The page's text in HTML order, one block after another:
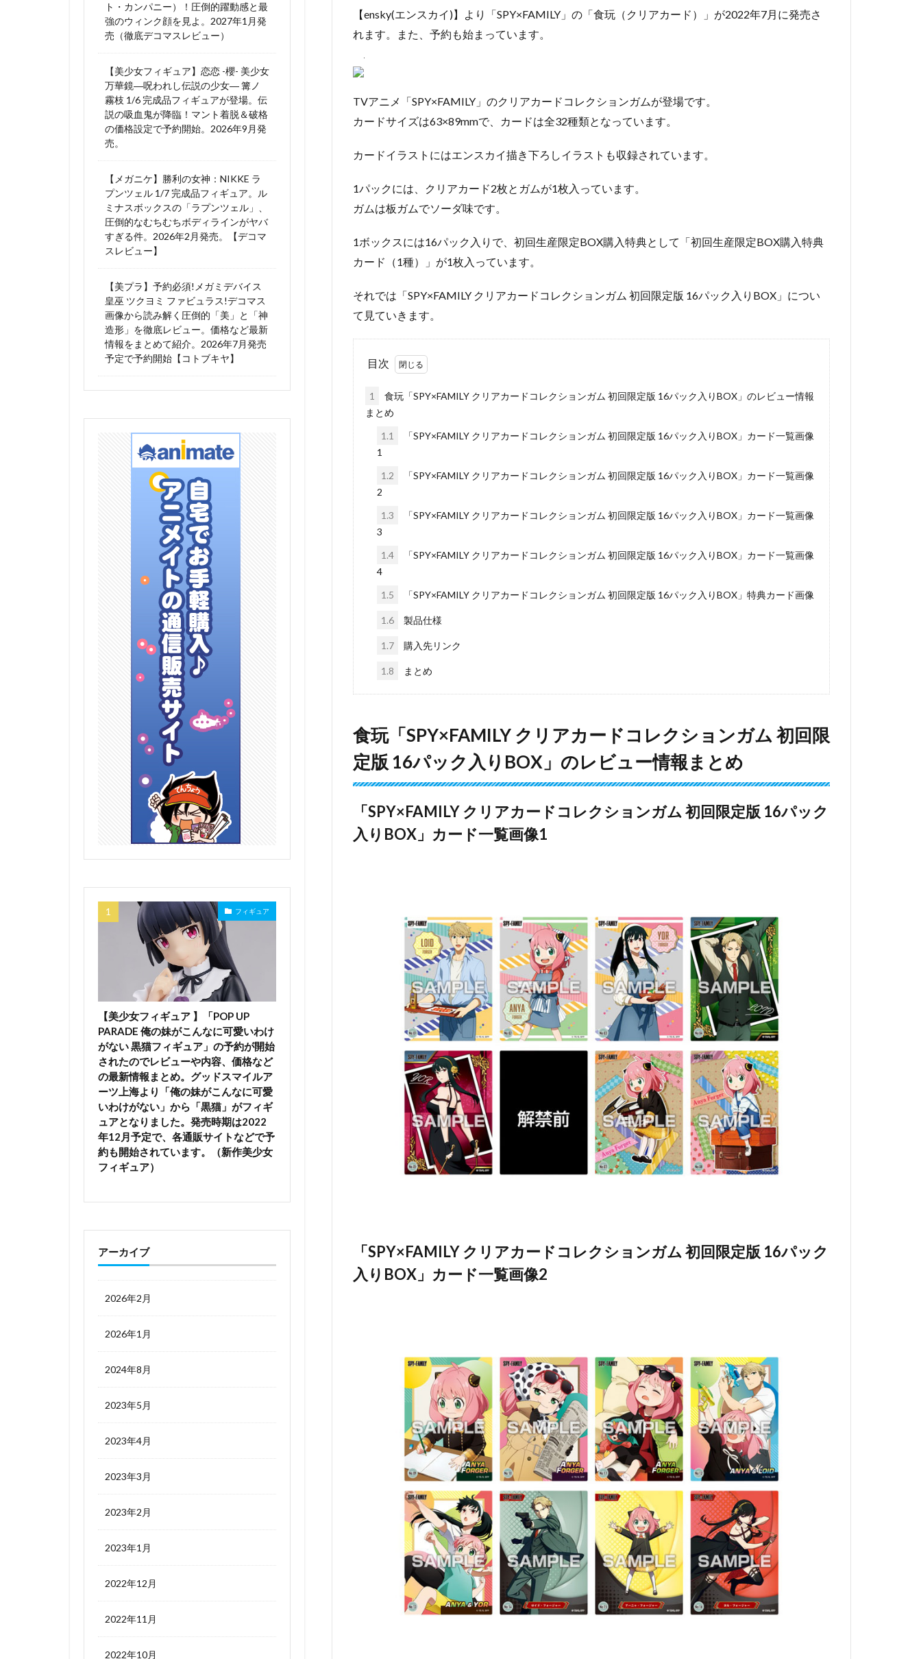
【ensky(エンスカイ)】より「SPY×FAMILY」の「食玩（クリアカード）」が2022年7月に発売さ
れます。また、予約も始まっています。
TVアニメ「SPY×FAMILY」のクリアカードコレクションガムが登場です。
カードサイズは63×89mmで、カードは全32種類となっています。
カードイラストにはエンスカイ描き下ろしイラストも収録されています。
1パックには、クリアカード2枚とガムが1枚入っています。
ガムは板ガムでソーダ味です。
1ボックスには16パック入りで、初回生産限定BOX購入特典として「初回生産限定BOX購入特典
カード（1種）」が1枚入っています。
それでは「SPY×FAMILY クリアカードコレクションガム 初回限定版 16パック入りBOX」につい
て見ていきます。
目次
1
食玩「SPY×FAMILY クリアカードコレクションガム 初回限定版 16パック入りBOX」のレビュー情報
まとめ
1.1
「SPY×FAMILY クリアカードコレクションガム 初回限定版 16パック入りBOX」カード一覧画像
1
1.2
「SPY×FAMILY クリアカードコレクションガム 初回限定版 16パック入りBOX」カード一覧画像
2
1.3
「SPY×FAMILY クリアカードコレクションガム 初回限定版 16パック入りBOX」カード一覧画像
3
1.4
「SPY×FAMILY クリアカードコレクションガム 初回限定版 16パック入りBOX」カード一覧画像
4
1.5
「SPY×FAMILY クリアカードコレクションガム 初回限定版 16パック入りBOX」特典カード画像
1.6 製品仕様
1.7 購入先リンク
1.8 まとめ
食玩「SPY×FAMILY クリアカードコレクションガム 初回限
定版 16パック入りBOX」のレビュー情報まとめ
「SPY×FAMILY クリアカードコレクションガム 初回限定版 16パック
入りBOX」カード一覧画像1
「SPY×FAMILY クリアカードコレクションガム 初回限定版 16パック
入りBOX」カード一覧画像2
ト・カンパニー）！圧倒的躍動感と最
強のウィンク顔を見よ。2027年1月発
売（徹底デコマスレビュー）
【美少女フィギュア】恋恋 -櫻- 美少女
万華鏡―呪われし伝説の少女― 篝ノ
霧枝 1/6 完成品フィギュアが登場。伝
説の吸血鬼が降臨！マント着脱＆破格
の価格設定で予約開始。2026年9月発
売。
【メガニケ】勝利の女神：NIKKE ラ
プンツェル 1/7 完成品フィギュア。ル
ミナスボックスの「ラプンツェル」、
圧倒的なむちむちボディラインがヤバ
すぎる件。2026年2月発売。【デコマ
スレビュー】
【美プラ】予約必須!メガミデバイス
皇巫 ツクヨミ ファビュラス!デコマス
画像から読み解く圧倒的「美」と「神
造形」を徹底レビュー。価格など最新
情報をまとめて紹介。2026年7月発売
予定で予約開始【コトブキヤ】
フィギュア
【美少女フィギュア 】「POP UP
PARADE 俺の妹がこんなに可愛いわけ
がない 黒猫フィギュア」の予約が開始
されたのでレビューや内容、価格など
の最新情報まとめ。グッドスマイルア
ーツ上海より「俺の妹がこんなに可愛
いわけがない」から「黒猫」がフィギ
ュアとなりました。発売時期は2022
年12月予定で、各通販サイトなどで予
約も開始されています。（新作美少女
フィギュア）
アーカイブ
2026年2月
2026年1月
2024年8月
2023年5月
2023年4月
2023年3月
2023年2月
2023年1月
2022年12月
2022年11月
2022年10月